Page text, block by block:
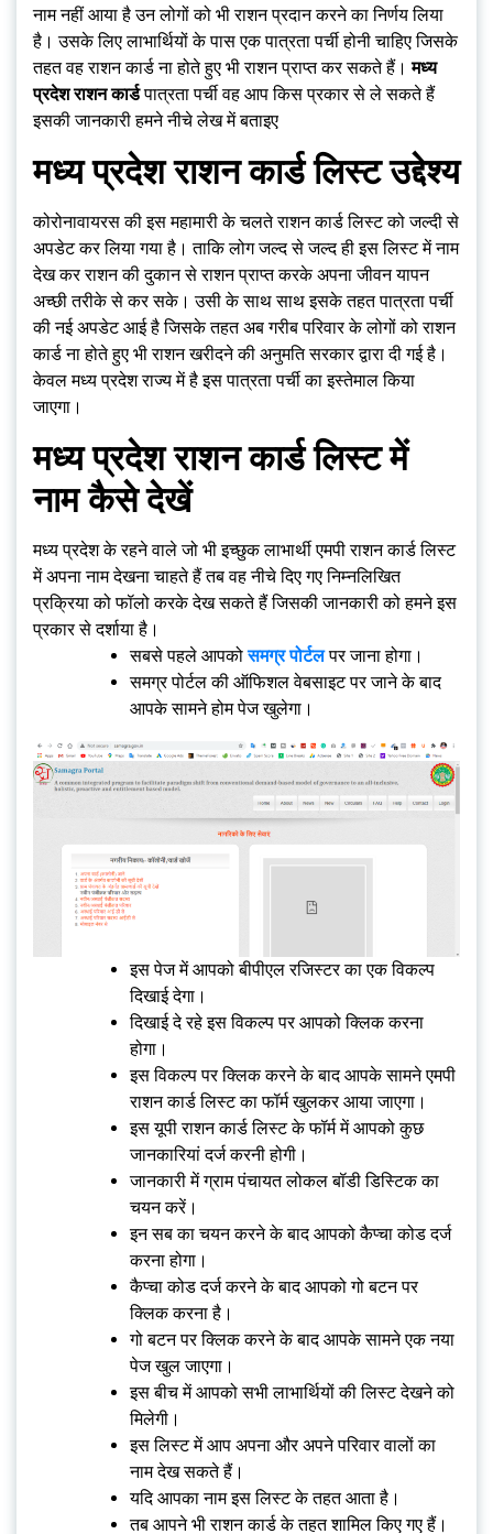
नाम नहीं आया है उन लोगों को भी राशन प्रदान करने का निर्णय लिया
है। उसके लिए लाभार्थियों के पास एक पात्रता पर्ची होनी चाहिए जिसके
तहत वह राशन कार्ड ना होते हुए भी राशन प्राप्त कर सकते हैं।मध्य
प्रदेश राशन कार्डपात्रता पर्ची वह आप किस प्रकार से ले सकते हैं
इसकी जानकारी हमने नीचे लेख में बताइए
मध्य प्रदेश राशन कार्ड लिस्ट उद्देश्य
कोरोनावायरस की इस महामारी के चलते राशन कार्ड लिस्ट को जल्दी से
अपडेट कर लिया गया है। ताकि लोग जल्द से जल्द ही इस लिस्ट में नाम
देख कर राशन की दुकान से राशन प्राप्त करके अपना जीवन यापन
अच्छी तरीके से कर सके। उसी के साथ साथ इसके तहत पात्रता पर्ची
की नई अपडेट आई है जिसके तहत अब गरीब परिवार के लोगों को राशन
कार्ड ना होते हुए भी राशन खरीदने की अनुमति सरकार द्वारा दी गई है।
केवल मध्य प्रदेश राज्य में है इस पात्रता पर्ची का इस्तेमाल किया
जाएगा।
मध्य प्रदेश राशन कार्ड लिस्ट में
नाम कैसे देखें
मध्य प्रदेश के रहने वाले जो भी इच्छुक लाभार्थी एमपी राशन कार्ड लिस्ट
में अपना नाम देखना चाहते हैं तब वह नीचे दिए गए निम्नलिखित
प्रक्रिया को फॉलो करके देख सकते हैं जिसकी जानकारी को हमने इस
प्रकार से दर्शाया है।
सबसे पहले आपकोसमग्र पोर्टलपर जाना होगा।
समग्र पोर्टल की ऑफिशल वेबसाइट पर जाने के बाद
आपके सामने होम पेज खुलेगा।
इस पेज में आपको बीपीएल रजिस्टर का एक विकल्प
दिखाई देगा।
दिखाई दे रहे इस विकल्प पर आपको क्लिक करना
होगा।
इस विकल्प पर क्लिक करने के बाद आपके सामने एमपी
राशन कार्ड लिस्ट का फॉर्म खुलकर आया जाएगा।
इस यूपी राशन कार्ड लिस्ट के फॉर्म में आपको कुछ
जानकारियां दर्ज करनी होगी।
जानकारी में ग्राम पंचायत लोकल बॉडी डिस्टिक का
चयन करें।
इन सब का चयन करने के बाद आपको कैप्चा कोड दर्ज
करना होगा।
कैप्चा कोड दर्ज करने के बाद आपको गो बटन पर
क्लिक करना है।
गो बटन पर क्लिक करने के बाद आपके सामने एक नया
पेज खुल जाएगा।
इस बीच में आपको सभी लाभार्थियों की लिस्ट देखने को
मिलेगी।
इस लिस्ट में आप अपना और अपने परिवार वालों का
नाम देख सकते हैं।
यदि आपका नाम इस लिस्ट के तहत आता है।
तब आपने भी राशन कार्ड के तहत शामिल किए गए हैं।